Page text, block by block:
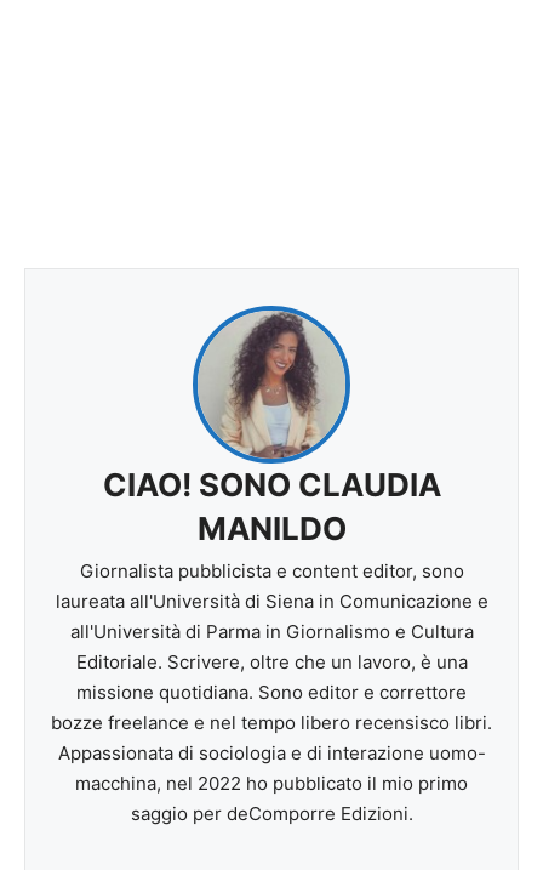
CIAO! SONO CLAUDIA
MANILDO
Giornalista pubblicista e content editor, sono
laureata all'Università di Siena in Comunicazione e
all'Università di Parma in Giornalismo e Cultura
Editoriale. Scrivere, oltre che un lavoro, è una
missione quotidiana. Sono editor e correttore
bozze freelance e nel tempo libero recensisco libri.
Appassionata di sociologia e di interazione uomo-
macchina, nel 2022 ho pubblicato il mio primo
saggio per deComporre Edizioni.